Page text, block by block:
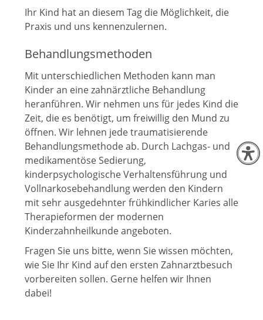
Ihr Kind hat an diesem Tag die Möglichkeit, die
Praxis und uns kennenzulernen.
Behandlungsmethoden
Mit unterschiedlichen Methoden kann man
Kinder an eine zahnärztliche Behandlung
heranführen. Wir nehmen uns für jedes Kind die
Zeit, die es benötigt, um freiwillig den Mund zu
öffnen. Wir lehnen jede traumatisierende
Behandlungsmethode ab. Durch Lachgas- und
medikamentöse Sedierung,
kinderpsychologische Verhaltensführung und
Vollnarkosebehandlung werden den Kindern
mit sehr ausgedehnter frühkindlicher Karies alle
Therapieformen der modernen
Kinderzahnheilkunde angeboten.
Fragen Sie uns bitte, wenn Sie wissen möchten,
wie Sie Ihr Kind auf den ersten Zahnarztbesuch
vorbereiten sollen. Gerne helfen wir Ihnen
dabei!